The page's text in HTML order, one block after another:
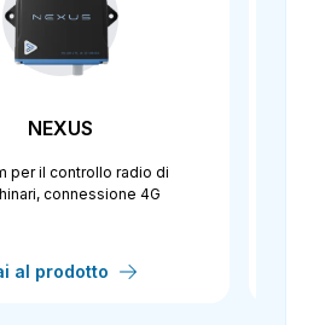
NEXUS
per il controllo radio di
connessione 4G
al prodotto